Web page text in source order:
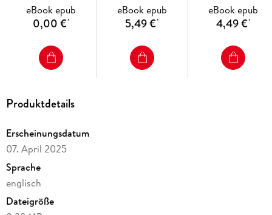
eBook epub
0,00 €*
eBook epub
5,49 €*
eBook epub
4,49 €*
Produktdetails
Erscheinungsdatum
07. April 2025
Sprache
englisch
Dateigröße